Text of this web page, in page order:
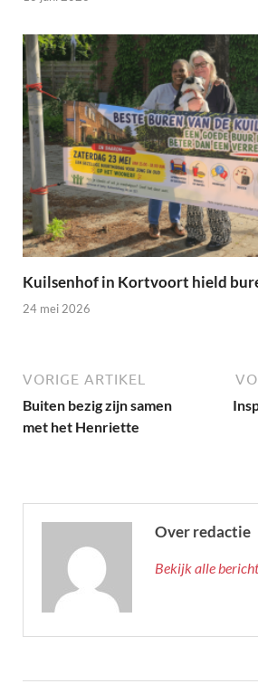
Kuilsenhof in Kortvoort hield
24 mei 2026
VORIGE ARTIKEL
Buiten bezig zijn samen
met het Henriette
Over redactie
Bekijk alle